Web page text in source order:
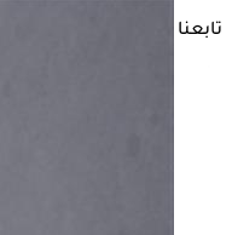
تابعنا على